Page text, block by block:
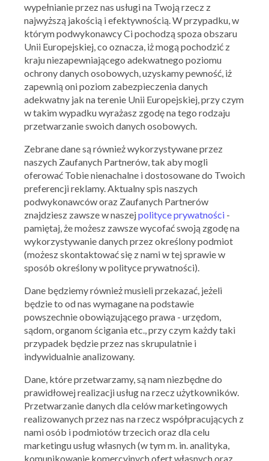
Ważna: 16.07.2026 - 22.07.2026
Ważna: 09.07.2026 - 15.07.2026
wypełnianie przez nas usługi na Twoją rzecz z
najwyższą jakością i efektywnością. W przypadku, w
którym podwykonawcy Ci pochodzą spoza obszaru
Unii Europejskiej, co oznacza, iż mogą pochodzić z
kraju niezapewniającego adekwatnego poziomu
ochrony danych osobowych, uzyskamy pewność, iż
zapewnią oni poziom zabezpieczenia danych
adekwatny jak na terenie Unii Europejskiej, przy czym
w takim wypadku wyrażasz zgodę na tego rodzaju
przetwarzanie swoich danych osobowych.
Zebrane dane są również wykorzystywane przez
naszych Zaufanych Partnerów, tak aby mogli
oferować Tobie nienachalne i dostosowane do Twoich
preferencji reklamy. Aktualny spis naszych
podwykonawców oraz Zaufanych Partnerów
znajdziesz zawsze w naszejpolityce prywatności -
pamiętaj, że możesz zawsze wycofać swoją zgodę na
wykorzystywanie danych przez określony podmiot
(możesz skontaktować się z nami w tej sprawie w
sposób określony w polityce prywatności).
Dane będziemy również musieli przekazać, jeżeli
będzie to od nas wymagane na podstawie
powszechnie obowiązującego prawa - urzędom,
sądom, organom ścigania etc., przy czym każdy taki
przypadek będzie przez nas skrupulatnie i
indywidualnie analizowany.
Dane, które przetwarzamy, są nam niezbędne do
prawidłowej realizacji usług na rzecz użytkowników.
Przetwarzanie danych dla celów marketingowych
realizowanych przez nas na rzecz współpracujących z
nami osób i podmiotów trzecich oraz dla celu
marketingu usług własnych (w tym m. in. analityka,
komunikowanie komercyjnych ofert własnych oraz